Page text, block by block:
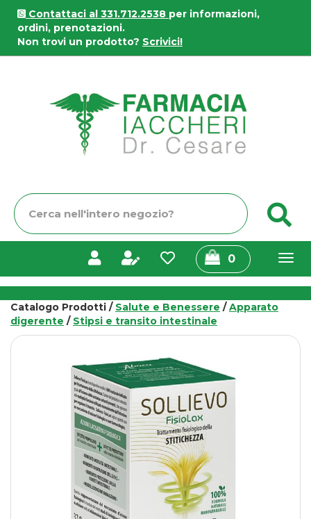
Passa
contenuto
principale
Contattaci al 331.712.2538 per informazioni,
ordini, prenotazioni.
Non trovi un prodotto? Scrivici!
Cerca
Prodotto
0prodotti
inseriti
Catalogo Prodotti / Salute e Benessere /Apparato
digerente / Stipsi e transito intestinale